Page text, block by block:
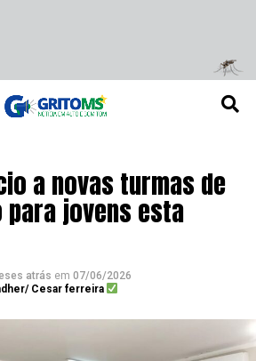
a novas turmas de
jovens esta
atrás em 07/06/2026
Cesar ferreira